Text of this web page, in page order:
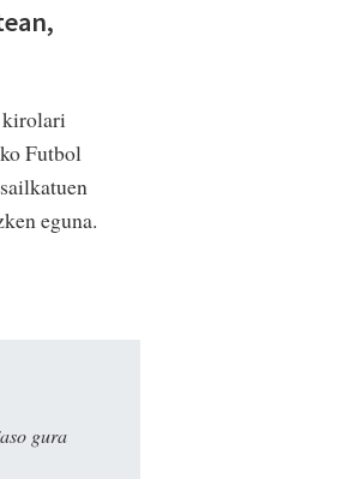
kirolari
Futbol
eguna.
gura